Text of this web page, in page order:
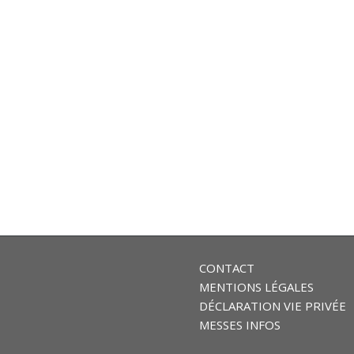
CONTACT
MENTIONS LÉGALES
DÉCLARATION VIE PRIVÉE
MESSES INFOS